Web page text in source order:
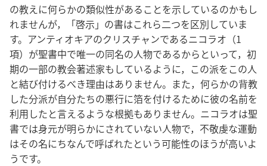
の教えに何らかの類似性があることを示しているのかもし
れませんが，「啓示」の書はこれら二つを区別していま
す。アンティオキアのクリスチャンであるニコラオ（1
項）が聖書中で唯一の同名の人物であるからといって，初
期の一部の教会著述家もしているように，この派をこの人
と結び付けるべき理由はありません。また，何らかの背教
した分派が自分たちの悪行に箔を付けるために彼の名前を
利用したと言えるような根拠もありません。ニコラオは聖
書では身元が明らかにされていない人物で，不敬虔な運動
はその名にちなんで呼ばれたという可能性のほうが高いよ
うです。